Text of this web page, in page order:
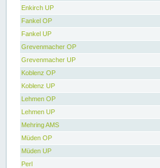
Enkirch UP
Fankel OP
Fankel UP
Grevenmacher OP
Grevenmacher UP
Koblenz OP
Koblenz UP
Lehmen OP
Lehmen UP
Mehring AMS
Müden OP
Müden UP
Perl